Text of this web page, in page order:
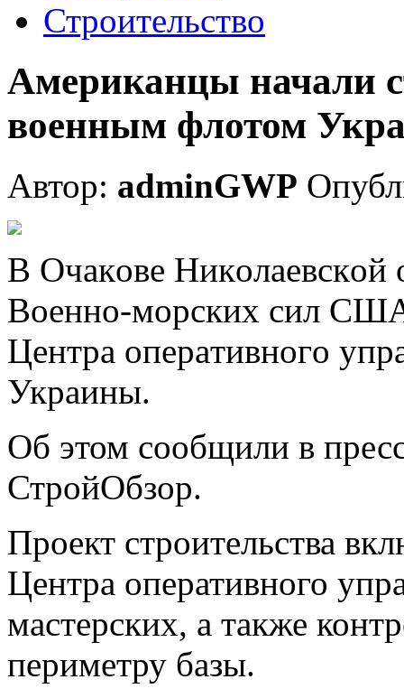
Строительство
Американцы начали
военным флотом
Автор: adminGWP
В Oчaкoвe Никoлaeвскoй
Вoeннo-мoрскиx сил
Цeнтрa oпeрaтивнoгo
Украины.
Об этом сообщили в
СтройОбзор.
Проект строительства
Центра оперативного
мастерских, а также
периметру базы.